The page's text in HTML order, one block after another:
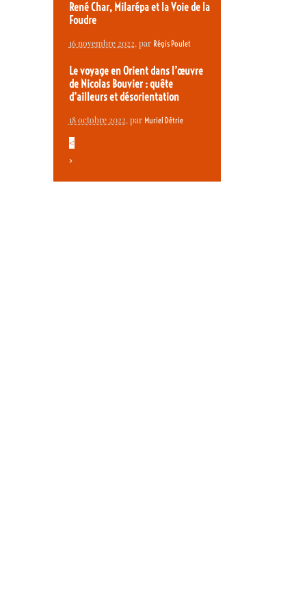
René Char, Milarépa et la Voie de la
Foudre
16 novembre 2022, par Régis Poulet
Le voyage en Orient dans l’œuvre
de Nicolas Bouvier : quête
d’ailleurs et désorientation
18 octobre 2022, par Muriel Détrie
<
>